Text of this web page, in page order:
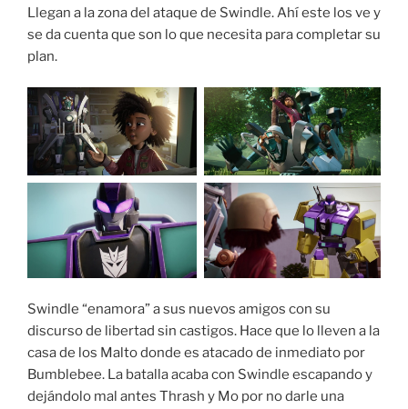
Llegan a la zona del ataque de Swindle. Ahí este los ve y
se da cuenta que son lo que necesita para completar su
plan.
Swindle “enamora” a sus nuevos amigos con su
discurso de libertad sin castigos. Hace que lo lleven a la
casa de los Malto donde es atacado de inmediato por
Bumblebee. La batalla acaba con Swindle escapando y
dejándolo mal antes Thrash y Mo por no darle una